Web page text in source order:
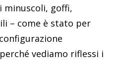
minuscoli, goffi,
– come è stato per
vediamo riflessi i